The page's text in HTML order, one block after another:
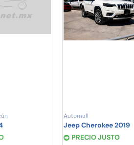
Automall
Jeep Cherokee 2019
PRECIO JUSTO